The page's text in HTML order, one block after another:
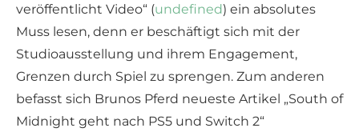
veröffentlicht Video“ (undefined) ein absolutes
Muss lesen, denn er beschäftigt sich mit der
Studioausstellung und ihrem Engagement,
Grenzen durch Spiel zu sprengen. Zum anderen
befasst sich Brunos Pferd neueste Artikel „South of
Midnight geht nach PS5 und Switch 2“